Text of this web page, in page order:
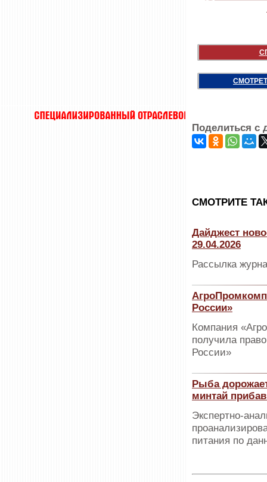
Поделиться с
CМОТРИТЕ
Дайджест
29.04.2026
Рассылка
России»
Компания
получила
России»
Рыба
минтай
Экспертно-
питания по